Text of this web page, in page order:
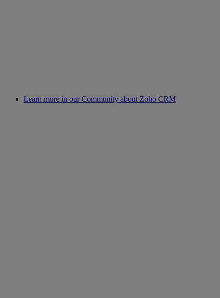
Learn more in our Community about Zoho CRM